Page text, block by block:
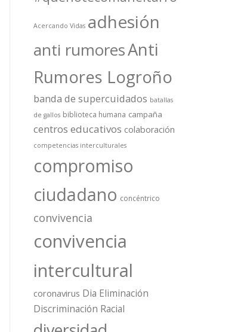
Acercando Vidas adhesión
anti rumoresAnti
Rumores Logroño
banda de supercuidados batallas
de gallos biblioteca humana campaña
centros educativos colaboración
competencias interculturales
compromiso
ciudadano concéntrico
convivencia
convivencia
intercultural
coronavirus Dia Eliminación
Discriminación Racial